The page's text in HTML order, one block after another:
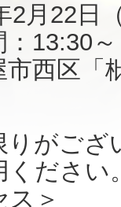
2月22日
13:30～
市西区「
がござ
ください
ス＞